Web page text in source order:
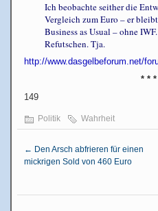
Ich beobachte seither die
Vergleich zum Euro – er
Business as Usual – ohne
Refutschen. Tja.
http://www.dasgelbeforum.net/
* * *
149
Politik Wahrheit
← Den Arsch abfrieren für einen
mickrigen Sold von 460 Euro